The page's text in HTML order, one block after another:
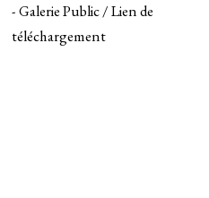
- Galerie Public / Lien de
téléchargement